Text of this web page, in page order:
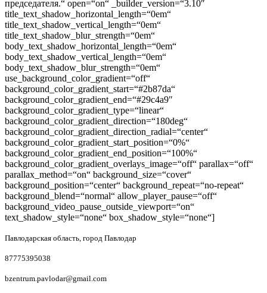
председателя.“ open=“on“ _builder_version=“3.10″
title_text_shadow_horizontal_length=“0em“
title_text_shadow_vertical_length=“0em“
title_text_shadow_blur_strength=“0em“
body_text_shadow_horizontal_length=“0em“
body_text_shadow_vertical_length=“0em“
body_text_shadow_blur_strength=“0em“
use_background_color_gradient=“off“
background_color_gradient_start=“#2b87da“
background_color_gradient_end=“#29c4a9″
background_color_gradient_type=“linear“
background_color_gradient_direction=“180deg“
background_color_gradient_direction_radial=“center“
background_color_gradient_start_position=“0%“
background_color_gradient_end_position=“100%“
background_color_gradient_overlays_image=“off“ parallax=“off“
parallax_method=“on“ background_size=“cover“
background_position=“center“ background_repeat=“no-repeat“
background_blend=“normal“ allow_player_pause=“off“
background_video_pause_outside_viewport=“on“
text_shadow_style=“none“ box_shadow_style=“none“]
Павлодарская область, город Павлодар
87775395038
bzentrum.pavlodar@gmail.com